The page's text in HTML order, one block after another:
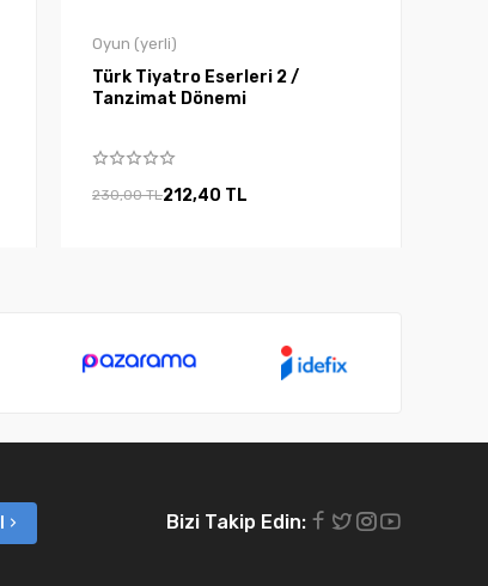
Oyun (yerli)
Türk Tiyatro Eserleri 2 /
Tanzimat Dönemi
230,00 TL212,40 TL
Bizi Takip Edin: